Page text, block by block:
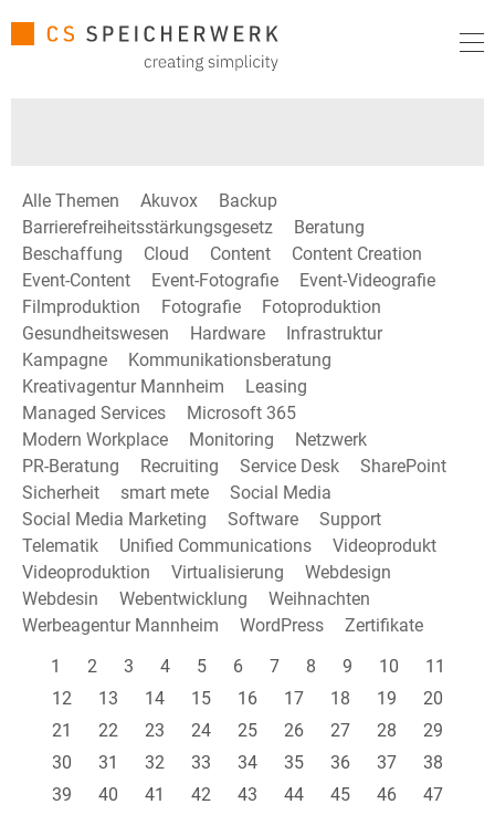
Alle Themen Akuvox
Backup
Barrierefreiheitsstärkungsgesetz
Beratung
Beschaffung
Cloud Content
Content Creation
Event-Content
Event-Fotografie
Event-Videografie
Filmproduktion
Fotografie
Fotoproduktion
Gesundheitswesen
Hardware
Infrastruktur
Kampagne
Kommunikationsberatung
Kreativagentur Mannheim
Leasing
Managed Services
Microsoft 365
Modern Workplace
Monitoring
Netzwerk
PR-Beratung
Recruiting Service Desk
SharePoint
Sicherheit
smart mete
Social Media
Social Media Marketing
Software
Support
Telematik
Unified Communications
Videoprodukt
Videoproduktion
Virtualisierung
Webdesign
Webdesin
Webentwicklung
Weihnachten
Werbeagentur Mannheim
WordPress
Zertifikate
1
2 3 4 5 6 7 8 9 10
11
12
13 14 15 16 17 18 19
20
21
22 23 24 25 26 27 28
29
30
31 32 33 34 35 36 37
38
39
40 41 42 43 44 45 46
47